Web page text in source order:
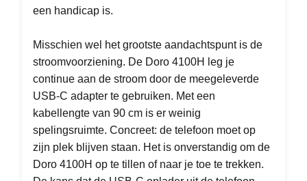
een handicap is.
Misschien wel het grootste aandachtspunt is de
stroomvoorziening. De Doro 4100H leg je
continue aan de stroom door de meegeleverde
USB-C adapter te gebruiken. Met een
kabellengte van 90 cm is er weinig
spelingsruimte. Concreet: de telefoon moet op
zijn plek blijven staan. Het is onverstandig om de
Doro 4100H op te tillen of naar je toe te trekken.